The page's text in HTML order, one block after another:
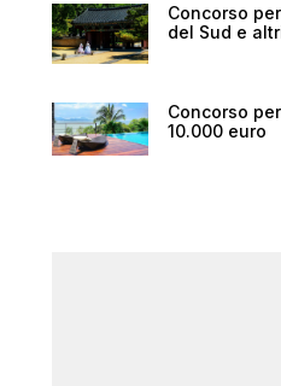
Concorso
del Sud e
Concorso
10.000 euro